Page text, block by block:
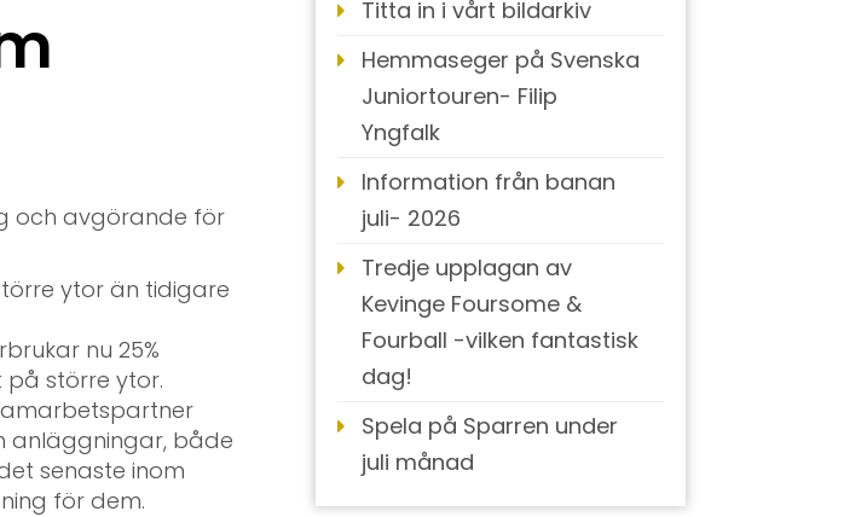
och avgörande för
ytor än tidigare
nu 25%
större ytor.
anläggningar, både
senaste inom
för dem.
Titta in i vårt bildarkiv
Hemmaseger på Svenska
Juniortouren- Filip
Yngfalk
Information från banan
juli- 2026
Tredje upplagan av
Kevinge Foursome &
Fourball -vilken fantastisk
dag!
Spela på Sparren under
juli månad